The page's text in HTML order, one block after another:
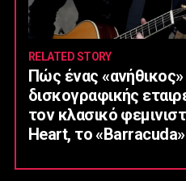
RELATED STORY
Πώς ένας
δισκογραφικής
τον κλασικό
Heart, το «Barracuda»